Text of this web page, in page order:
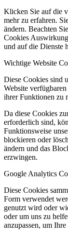
Klicken Sie auf die
mehr zu erfahren.
ändern. Beachten
Cookies
und auf die Dienste
Wichtige Website
Diese Cookies sind
Website
ihrer Funktionen zu
Da diese Cookies
erforderlich sind,
Funktionsweise
blockieren oder
ändern und das
erzwingen.
Google Analytics
Diese Cookies
Form verwendet
genutzt wird oder
oder um uns zu
anzupassen, um